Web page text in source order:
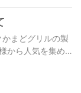
まどグリルの製
から人気を集め
ピザストーン